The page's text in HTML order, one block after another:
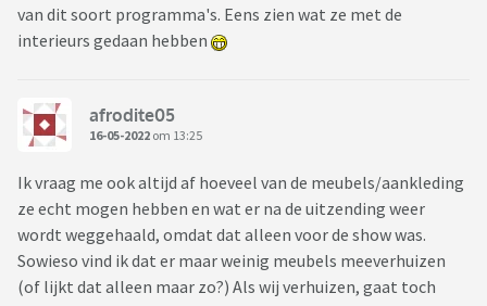
van dit soort programma's. Eens zien wat ze met de
interieurs gedaan hebben
afrodite05
16-05-2022 om 13:25
Ik vraag me ook altijd af hoeveel van de meubels/aankleding
ze echt mogen hebben en wat er na de uitzending weer
wordt weggehaald, omdat dat alleen voor de show was.
Sowieso vind ik dat er maar weinig meubels meeverhuizen
(of lijkt dat alleen maar zo?) Als wij verhuizen, gaat toch